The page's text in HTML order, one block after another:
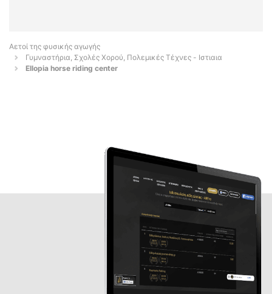
Αετοί της φυσικής αγωγής
Γυμναστήρια, Σχολές Χορού, Πολεμικές Τέχνες - Ιστιαια
Ellopia horse riding center